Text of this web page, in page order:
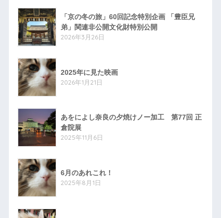
「京の冬の旅」60回記念特別企画 「豊臣兄
弟」関連非公開文化財特別公開
2026年3月26日
2025年に見た映画
2026年1月21日
あをによし奈良の夕焼けノー加工 第77回 正
倉院展
2025年11月6日
6月のあれこれ！
2025年8月1日